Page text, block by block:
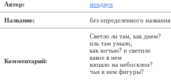
Автор: нокдаун
Название: без определенного названия
Комментарий:
Светло ли там, как днем?
иль там уныло,
как ночью? и светило
какое в нем
взошло на небосклон?
чьи в нем фигуры?